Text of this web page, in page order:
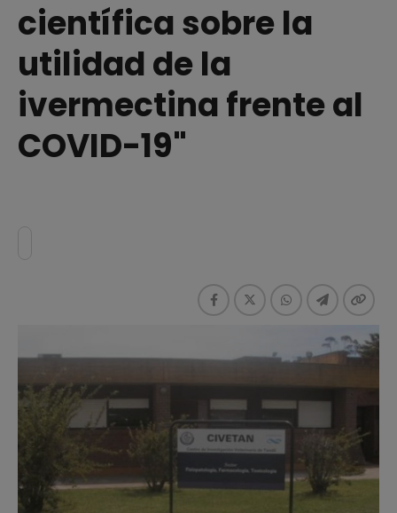
científica sobre la
utilidad de la
ivermectina frente al
COVID-19"